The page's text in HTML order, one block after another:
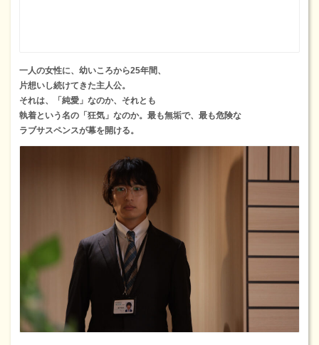
一人の女性に、幼いころから25年間、
片想いし続けてきた主人公。
それは、「純愛」なのか、それとも
執着という名の「狂気」なのか。最も無垢で、最も危険な
ラブサスペンスが幕を開ける。